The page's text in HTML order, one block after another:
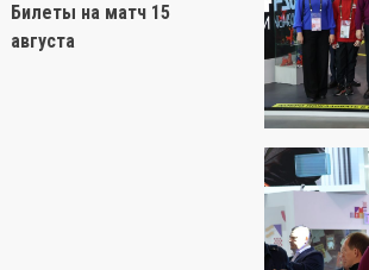
Билеты на матч 15
августа